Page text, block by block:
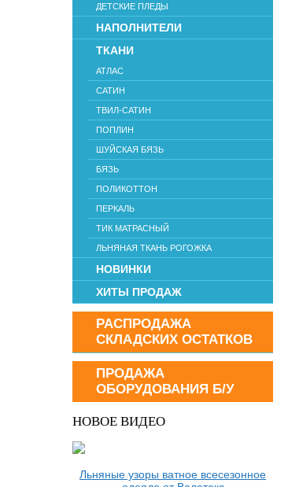
ДЕТСКИЕ ПЛЕДЫ
НАПОЛНИТЕЛИ
ТКАНИ
АТЛАС
САТИН
ТВИЛ-САТИН
ПОПЛИН
ШУЙСКАЯ БЯЗЬ
БЯЗЬ
ПОЛИКОТТОН
ПЕРКАЛЬ
ТИК МАТРАСНЫЙ
ЛЬНЯНАЯ ТКАНЬ РОГОЖКА
НОВИНКИ
ХИТЫ ПРОДАЖ
РАСПРОДАЖА
СКЛАДСКИХ ОСТАТКОВ
ПРОДАЖА
ОБОРУДОВАНИЯ Б/У
НОВОЕ ВИДЕО
Льняные узоры ватное всесезонное